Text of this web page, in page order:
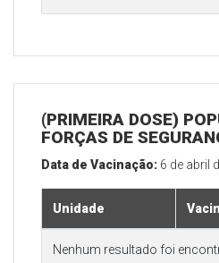
(PRIMEIRA DOSE)
FORÇAS DE
Data de Vacinação: 6 de abril
Unidade
Nenhum resultado foi